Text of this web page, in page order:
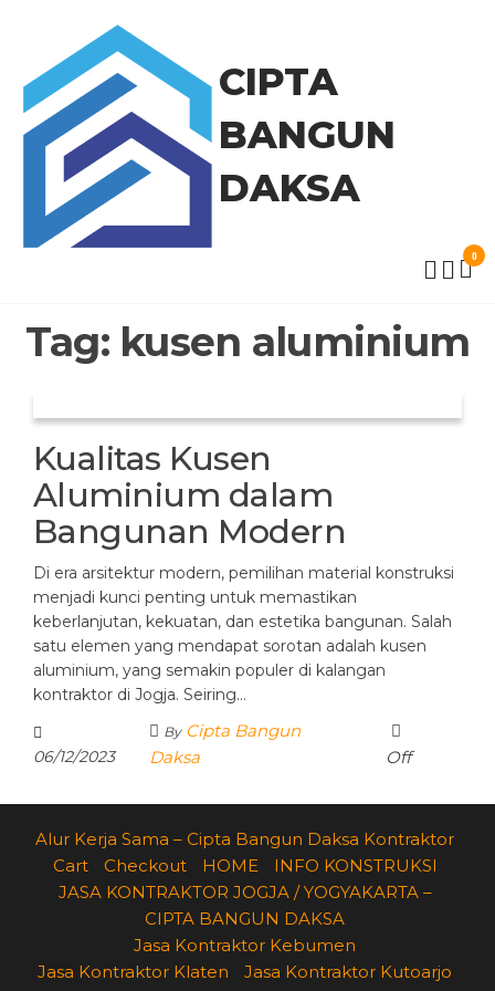
content
CIPTA
BANGUN
DAKSA
0
Tag: kusen aluminium
Kualitas Kusen
Aluminium dalam
Bangunan Modern
Di era arsitektur modern, pemilihan material konstruksi
menjadi kunci penting untuk memastikan
keberlanjutan, kekuatan, dan estetika bangunan. Salah
satu elemen yang mendapat sorotan adalah kusen
aluminium, yang semakin populer di kalangan
kontraktor di Jogja. Seiring…
06/12/2023
By Cipta Bangun
Daksa
Off
Alur Kerja Sama – Cipta Bangun Daksa Kontraktor
Cart
Checkout HOME
INFO KONSTRUKSI
JASA KONTRAKTOR JOGJA / YOGYAKARTA –
CIPTA BANGUN DAKSA
Jasa Kontraktor Kebumen
Jasa Kontraktor Klaten
Jasa Kontraktor Kutoarjo